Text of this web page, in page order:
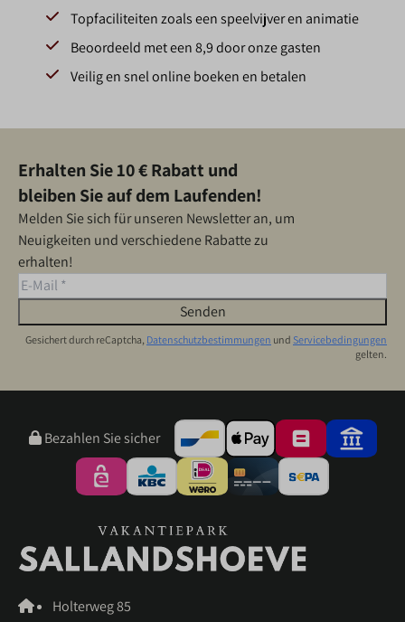
Topfaciliteiten zoals een speelvijver en animatie
Beoordeeld met een 8,9 door onze gasten
Veilig en snel online boeken en betalen
Erhalten Sie 10 € Rabatt und
bleiben Sie auf dem Laufenden!
Melden Sie sich für unseren Newsletter an, um
Neuigkeiten und verschiedene Rabatte zu
erhalten!
Senden
Gesichert durch reCaptcha, Datenschutzbestimmungen und Servicebedingungen
gelten.
Bezahlen Sie sicher
Holterweg 85